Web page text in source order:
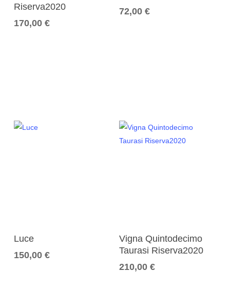
Riserva2020
170,00 €
72,00 €
Luce
150,00 €
Aggiungi Al Carrello
Vigna Quintodecimo
Taurasi Riserva2020
210,00 €